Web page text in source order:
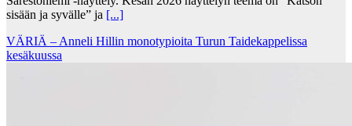
sisään ja syvälle” ja [...]
VÄRIÄ – Anneli Hillin monotypioita Turun Taidekappelissa
kesäkuussa